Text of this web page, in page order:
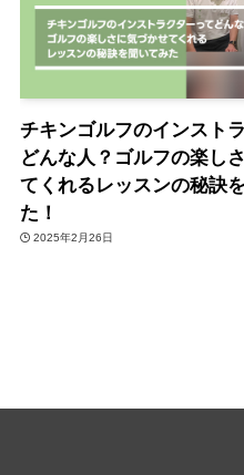
チキンゴルフのインスト
どんな人？ゴルフの楽し
てくれるレッスンの秘訣
た！
2025年2月26日